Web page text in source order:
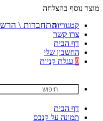
מוצר נוסף בהצלחה
קטגוריות
צרו קשר
דף הבית
החשבון שלי
0 עגלת קניות
דף הבית
תמונה על קנבס
התחברות \